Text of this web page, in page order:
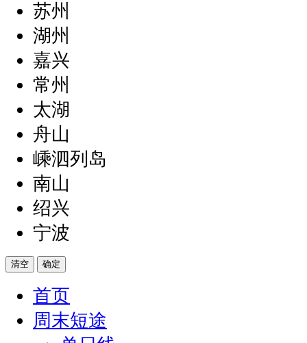
苏州
湖州
嘉兴
常州
太湖
舟山
嵊泗列岛
南山
绍兴
宁波
清空 确定
首页
周末短途